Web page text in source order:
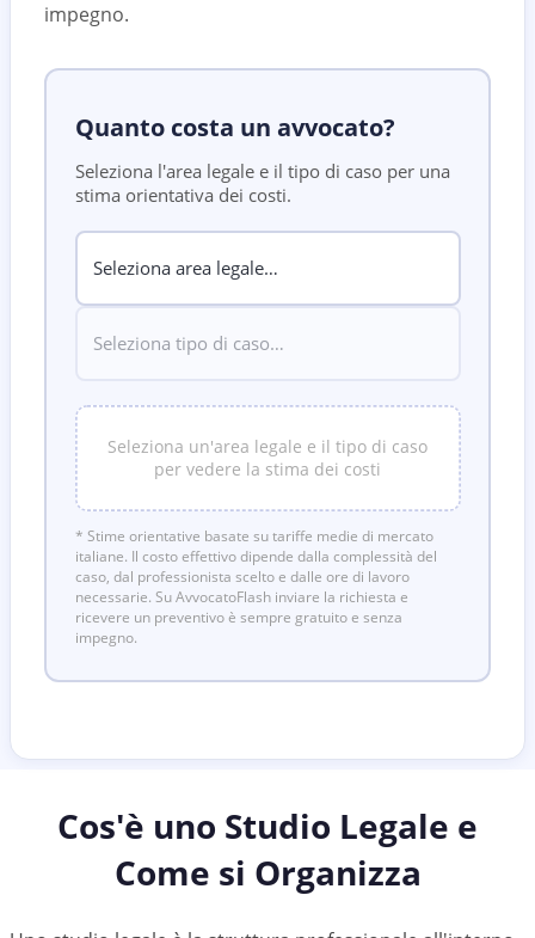
impegno.
Quanto costa un avvocato?
Seleziona l'area legale e il tipo di caso per una
stima orientativa dei costi.
Seleziona un'area legale e il tipo di caso
per vedere la stima dei costi
* Stime orientative basate su tariffe medie di mercato
italiane. Il costo effettivo dipende dalla complessità del
caso, dal professionista scelto e dalle ore di lavoro
necessarie. Su AvvocatoFlash inviare la richiesta e
ricevere un preventivo è sempre gratuito e senza
impegno.
Cos'è uno Studio Legale e
Come si Organizza